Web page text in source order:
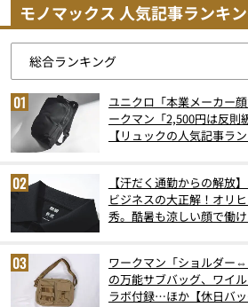
モノマックス 人気記事ランキ
ユニクロ「本業メーカー
ークマン「2,500円は反
【リュックの人気記事ラ
【汗だく通勤からの解放
ビジネスの大正解！オリ
秀。酷暑も涼しい顔で働
ワークマン「ショルダー
の万能サブバッグ、ワイ
ラボ付録…ほか【休日バ